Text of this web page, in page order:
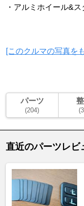
・アルミホイール&
[このクルマの写真を
パーツ
(204)
直近のパーツレビ